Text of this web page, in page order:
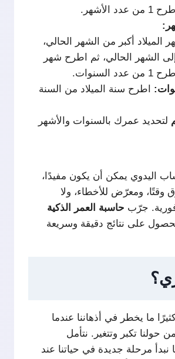
الأشهر.
الميلاد أكبر من الشهر الحالي،
أضف 12 إلى الشهر الحالي، ثم اطرح شهر
السنوات.
اطرح سنة الميلاد من السنة
لتحديد عمرك بالسنوات والأشهر
اليدوي يمكن أن يكون مفيدًا،
وقتًا، ومعرّض للأخطاء، ولا
جرّب حاسبة العمر الذكية
على نتائج دقيقة وسريعة
ما يخطر في أذهاننا عندما
حولنا تكبر وتتغير. نتأمل
نبدأ مرحلة جديدة في حياتنا عند